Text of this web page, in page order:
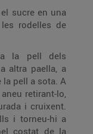
sucre en una
la pell dels
pell a sota. A
i torneu-hi a